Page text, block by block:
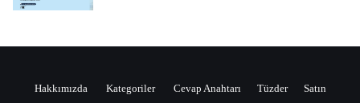
Hakkımızda Kategoriler Cevap Anahtarı Tüzder
Satın